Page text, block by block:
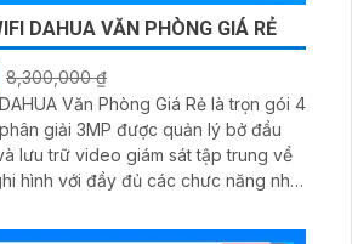
DAHUA VĂN PHÒNG GIÁ RẺ
8,300,000 ₫
Văn Phòng Giá Rẻ là trọn gói 4
giải 3MP được quản lý bở đầu
lưu trữ video giám sát tập trung về
hình với đầy đủ các chưc năng như
ban đêm